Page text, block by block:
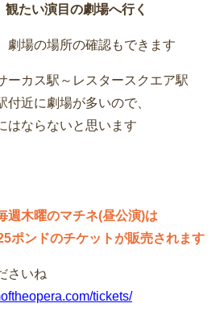
たい演目の劇場へ行く
劇場の場所の確認もできます
ーカス駅～レスタースクエア駅
付近に劇場が多いので、
はならないと思います
週木曜のマチネ(昼公演)は
ポンドのチケットが販売されます
さいね
tickets/